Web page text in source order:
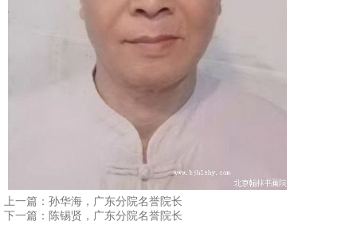
上一篇： 孙华海，广东分院名誉院长
下一篇： 陈锡贤，广东分院名誉院长